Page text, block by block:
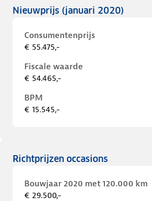
Nieuwprijs (januari 2020)
Consumentenprijs
€ 55.475,-
Fiscale waarde
€ 54.465,-
BPM
€ 15.545,-
Richtprijzen occasions
Bouwjaar 2020 met 120.000 km
€ 29.500,-